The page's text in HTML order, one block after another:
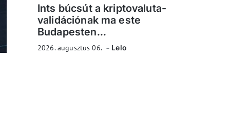
Ints búcsút a kriptovaluta-
validációnak ma este
Budapesten...
2026. augusztus 06. Lelo